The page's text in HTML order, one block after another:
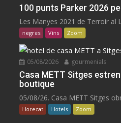
100 punts Parker 2026
Les Manyes 2021 de Terroir al
negres Vins Zoom
05/08/2026 gourmenials
Casa METT Sitges
boutique
05/08/26. Casa METT Sitges
Horecat Hotels Zoom